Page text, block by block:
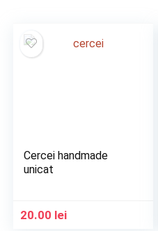
Cercei handmade
unicat
20.00 lei